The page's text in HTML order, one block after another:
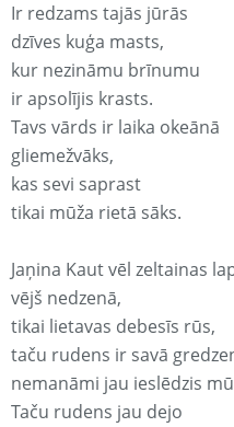
Ir redzams tajās jūrās
dzīves kuģa masts,
kur nezināmu brīnumu
ir apsolījis krasts.
Tavs vārds ir laika okeānā
gliemežvāks,
kas sevi saprast
tikai mūža rietā sāks.
Jaņina Kaut vēl zeltainas
vējš nedzenā,
tikai lietavas debesīs rūs,
taču rudens ir savā
nemanāmi jau ieslēdzis
Taču rudens jau dejo